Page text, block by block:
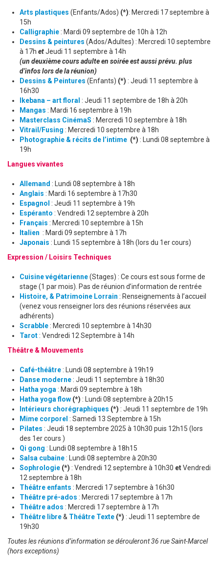
Arts plastiques (Enfants/Ados) (*): Mercredi 17 septembre à
15h
Calligraphie : Mardi 09 septembre de 10h à 12h
Dessins & peintures (Ados/Adultes) : Mercredi 10 septembre
à 17h etJeudi 11 septembre à 14h
(un deuxième cours adulte en soirée est aussi prévu. plus
d’infos lors de la réunion)
Dessins & Peintures (Enfants) (*) : Jeudi 11 septembre à
16h30
Ikebana – art floral : Jeudi 11 septembre de 18h à 20h
Mangas : Mardi 16 septembre à 19h
Masterclass CinémaS : Mercredi 10 septembre à 18h
Vitrail/Fusing : Mercredi 10 septembre à 18h
Photographie & récits de l’intime (*) : Lundi 08 septembre à
19h
Langues vivantes
Allemand : Lundi 08 septembre à 18h
Anglais : Mardi 16 septembre à 17h30
Espagnol : Jeudi 11 septembre à 19h
Espéranto : Vendredi 12 septembre à 20h
Français : Mercredi 10 septembre à 15h
Italien : Mardi 09 septembre à 17h
Japonais : Lundi 15 septembre à 18h (lors du 1er cours)
Expression / Loisirs Techniques
Cuisine végétarienne(Stages) : Ce cours est sous forme de
stage (1 par mois). Pas de réunion d’information de rentrée
Histoire, & Patrimoine Lorrain : Renseignements à l’accueil
(venez vous renseigner lors des réunions réservées aux
adhérents)
Scrabble : Mercredi 10 septembre à 14h30
Tarot : Vendredi 12 Septembre à 14h
Théâtre & Mouvements
Café-théâtre : Lundi 08 septembre à 19h19
Danse moderne : Jeudi 11 septembre à 18h30
Hatha yoga : Mardi 09 septembre à 18h
Hatha yoga flow (*) : Lundi 08 septembre à 20h15
Intérieurs chorégraphiques (*) : Jeudi 11 septembre de 19h
Mime corporel : Samedi 13 Septembre à 15h
Pilates : Jeudi 18 septembre 2025 à 10h30 puis 12h15 (lors
des 1er cours )
Qi gong : Lundi 08 septembre à 18h15
Salsa cubaine : Lundi 08 septembre à 20h30
Sophrologie (*) : Vendredi 12 septembre à 10h30 etVendredi
12 septembre à 18h
Théâtre enfants : Mercredi 17 septembre à 16h30
Théâtre pré-ados : Mercredi 17 septembre à 17h
Théâtre ados : Mercredi 17 septembre à 17h
Théâtre libre& Théâtre Texte (*) : Jeudi 11 septembre de
19h30
Toutes les réunions d’information se dérouleront 36 rue Saint-Marcel
(hors exceptions)